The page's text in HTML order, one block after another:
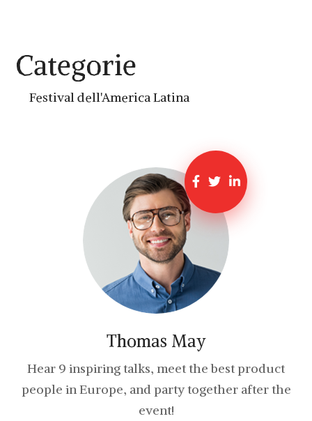
Categorie
Festival dell'America Latina
Thomas May
Hear 9 inspiring talks, meet the best product
people in Europe, and party together after the
event!